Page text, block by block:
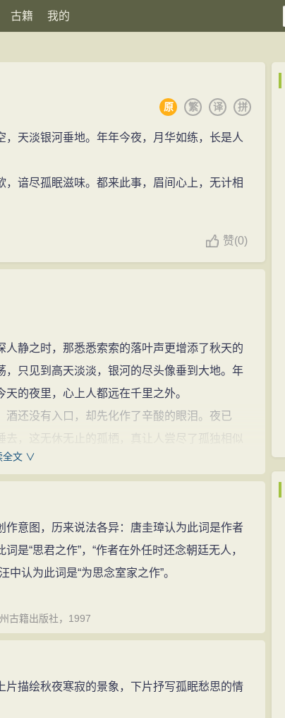
古籍 我的
拼
译
繁
原
天淡银河垂地。年年今夜，月华如练，长是人
，谙尽孤眠滋味。都来此事，眉间心上，无计相
赞(0)
静之时，那悉悉索索的落叶声更增添了秋天的
只见到高天淡淡，银河的尽头像垂到大地。年
的夜里，心上人都远在千里之外。
还没有入口，却先化作了辛酸的眼泪。夜已
，这无休无止的孤栖，真让人尝尽了孤独相似
头紧锁，心绪万千，也没有一点办法可以解脱
全文 ∨
意图，历来说法各异：唐圭璋认为此词是作者
是“思君之作”，“作者在外任时还念朝廷无人，
认为此词是“为思念室家之作”。
古籍出版社，1997
描绘秋夜寒寂的景象，下片抒写孤眠愁思的情